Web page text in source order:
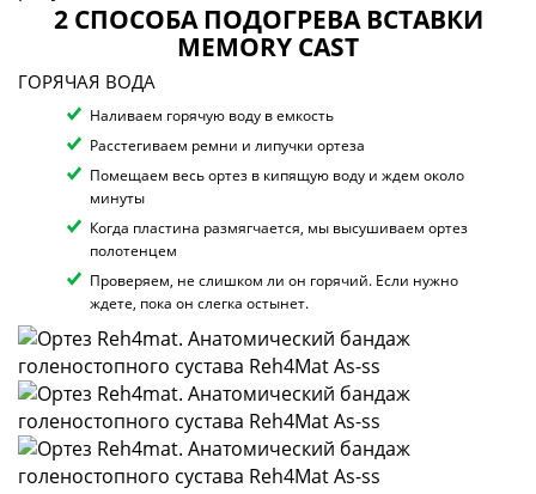
2 СПОСОБА ПОДОГРЕВА ВСТАВКИ
MEMORY CAST
ГОРЯЧАЯ ВОДА
Наливаем горячую воду в емкость
Расстегиваем ремни и липучки ортеза
Помещаем весь ортез в кипящую воду и ждем около
минуты
Когда пластина размягчается, мы высушиваем ортез
полотенцем
Проверяем, не слишком ли он горячий. Если нужно
ждете, пока он слегка остынет.